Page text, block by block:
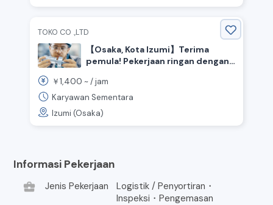
TOKO CO .,LTD
【Osaka, Kota Izumi】Terima
pemula! Pekerjaan ringan dengan
￥1,400 ~ /jam
Karyawan Sementara
Izumi (Osaka)
Informasi Pekerjaan
business_center
Jenis Pekerjaan
Logistik / Penyortiran・
Inspeksi・Pengemasan